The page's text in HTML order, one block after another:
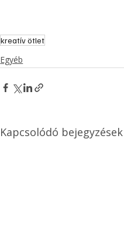
kreatív ötlet
Egyéb
Kapcsolódó bejegyzések